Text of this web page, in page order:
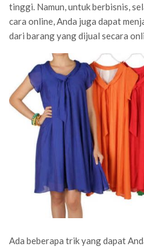
tinggi. Namun, untuk berbisnis,
cara online, Anda juga dapat
dari barang yang dijual secara
Ada beberapa trik yang dapat